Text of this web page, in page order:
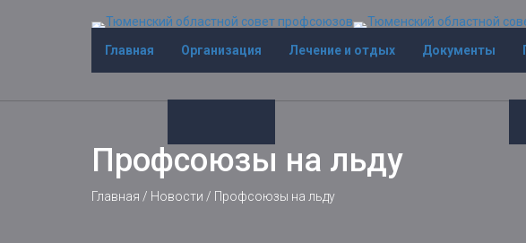
Главная Организация Лечение и отдых Документы
Профсоюзы на льду
Главная / Новости / Профсоюзы на льду